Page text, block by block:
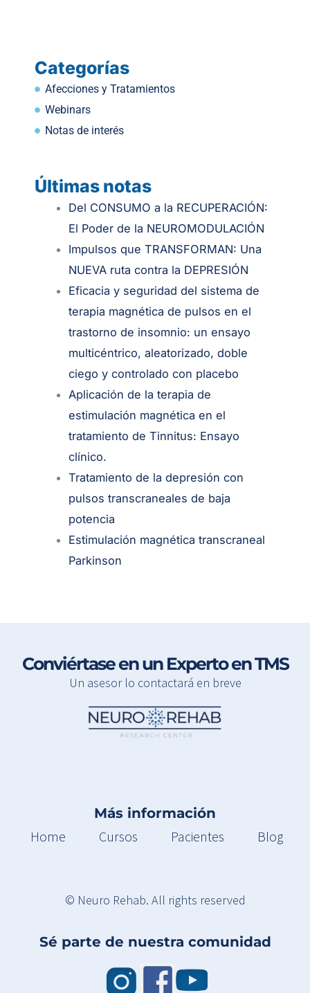
Categorías
Afecciones y Tratamientos
Webinars
Notas de interés
Últimas notas
.
Del CONSUMO a la RECUPERACIÓN:
El Poder de la NEUROMODULACIÓN
Impulsos que TRANSFORMAN: Una
NUEVA ruta contra la DEPRESIÓN
Eficacia y seguridad del sistema de
terapia magnética de pulsos en el
trastorno de insomnio: un ensayo
multicéntrico, aleatorizado, doble
ciego y controlado con placebo
Aplicación de la terapia de
estimulación magnética en el
tratamiento de Tinnitus: Ensayo
clínico.
Tratamiento de la depresión con
pulsos transcraneales de baja
potencia
Estimulación magnética transcraneal
Parkinson
Conviértase en un Experto en TMS
Un asesor lo contactará en breve
Más información
Home
Cursos Pacientes Blog
© Neuro Rehab. All rights reserved
Sé parte de nuestra comunidad